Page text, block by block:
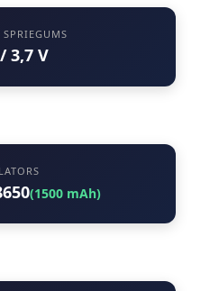
3,7 V
(1500 mAh)